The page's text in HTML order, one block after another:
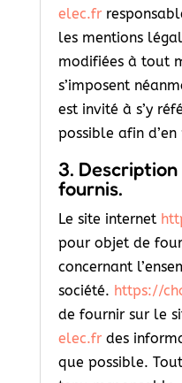
elec.fr
les mentions
modifiées à tout
s’imposent
est invité à s’y
possible afin
3.
fournis.
Le site internet
pour objet de
concernant
société. https://
de fournir sur le
elec.fr des
que possible.